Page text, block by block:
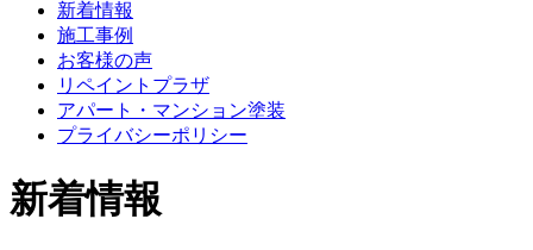
新着情報
施工事例
お客様の声
リペイントプラザ
アパート・マンション塗装
プライバシーポリシー
新着情報